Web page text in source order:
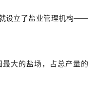
设立了盐业管理机构——
大的盐场，占总产量的